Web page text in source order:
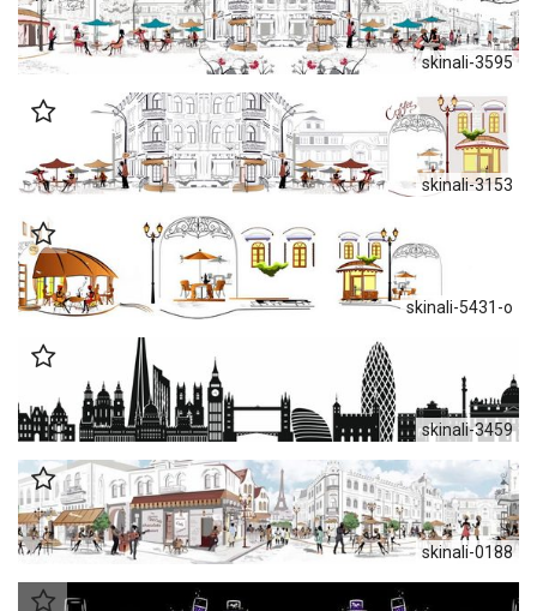
skinali-3595
skinali-3153
skinali-5431-o
skinali-3459
skinali-0188